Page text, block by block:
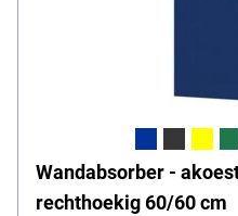
Wandabsorber -
rechthoekig 60/60 cm